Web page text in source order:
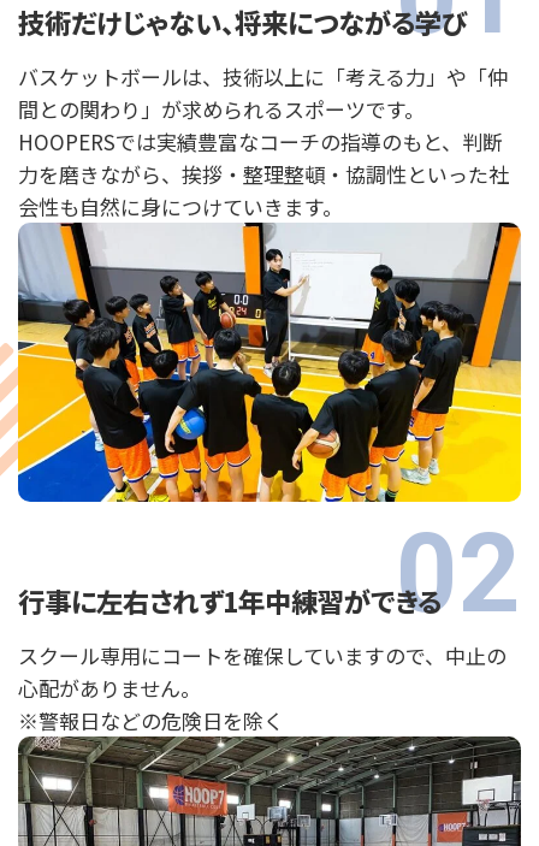
技術だけじゃない、将来につながる学び
バスケットボールは、技術以上に「考える力」や「仲
間との関わり」が求められるスポーツです。
HOOPERSでは実績豊富なコーチの指導のもと、判断
力を磨きながら、挨拶・整理整頓・協調性といった社
会性も自然に身につけていきます。
行事に左右されず1年中練習ができる
スクール専用にコートを確保していますので、中止の
心配がありません。
※警報日などの危険日を除く